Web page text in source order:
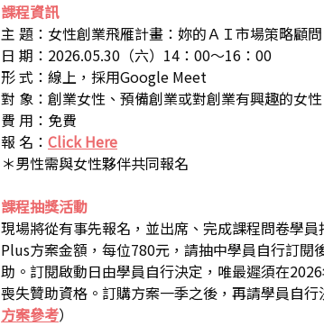
課程資訊
主 題：女性創業飛雁計畫：妳的ＡＩ市場策略顧
日 期：2026.05.30（六）14：00～16：00
形 式：線上，採用Google Meet
對 象：創業女性、預備創業或對創業有興趣的女性
費 用：免費
報 名： Click Here
＊男性需與女性夥伴共同報名
課程抽獎活動
現場將從有事先報名，並出席、完成課程問卷學
Plus方案金額，每位780元，請抽中學員自行訂閱
助。訂閱啟動日由學員自行決定，唯最遲須在
喪失贊助資格。訂購方案一季之後，再請學員自
方案參考）